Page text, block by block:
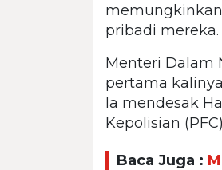
pribadi mereka.
Menteri Dalam
pertama
Ia mendesak
Kepolisian
Baca Juga :